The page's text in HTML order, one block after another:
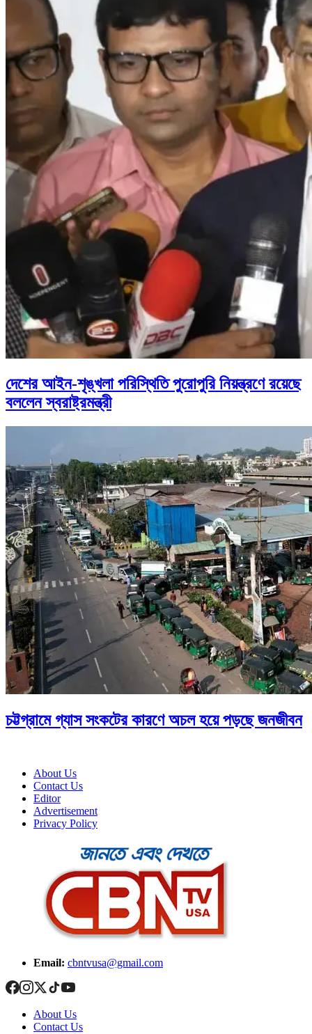
দেশের আইন-শৃঙ্খলা পরিস্থিতি পুরোপুরি নিয়ন্ত্রণে রয়েছে
বললেন স্বরাষ্ট্রমন্ত্রী
চট্টগ্রামে গ্যাস সংকটের কারণে অচল হয়ে পড়ছে জনজীবন
About Us
Contact Us
Editor
Advertisement
Privacy Policy
Email: cbntvusa@gmail.com
About Us
Contact Us